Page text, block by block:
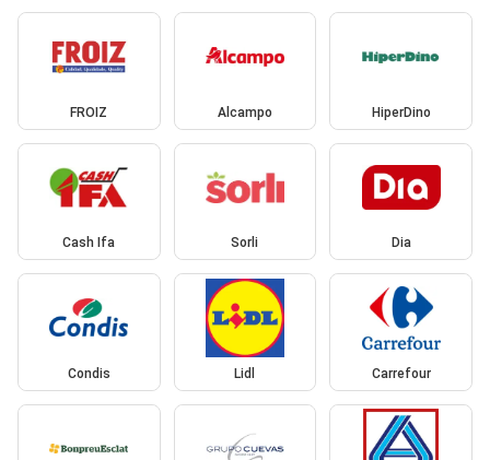
FROIZ Alcampo HiperDino
Cash Ifa Sorli Dia
Condis Lidl Carrefour